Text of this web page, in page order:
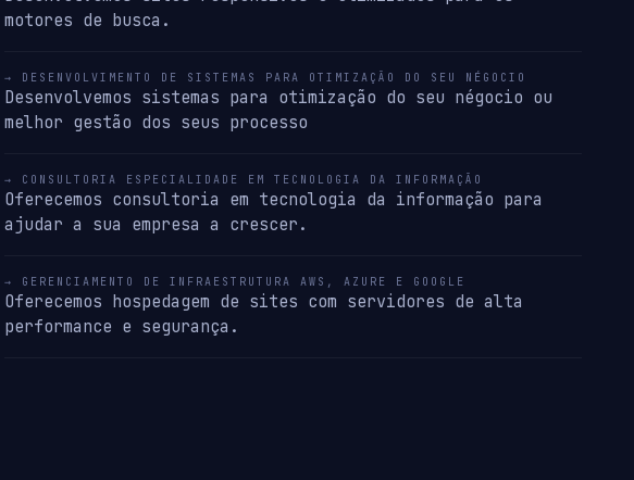
motores de busca.
→ DESENVOLVIMENTO DE SISTEMAS PARA OTIMIZAÇÃO DO SEU NÉGOCIO
Desenvolvemos sistemas para otimização do seu négocio ou
melhor gestão dos seus processo
→ CONSULTORIA ESPECIALIDADE EM TECNOLOGIA DA INFORMAÇÃO
Oferecemos consultoria em tecnologia da informação para
ajudar a sua empresa a crescer.
→ GERENCIAMENTO DE INFRAESTRUTURA AWS, AZURE E GOOGLE
Oferecemos hospedagem de sites com servidores de alta
performance e segurança.